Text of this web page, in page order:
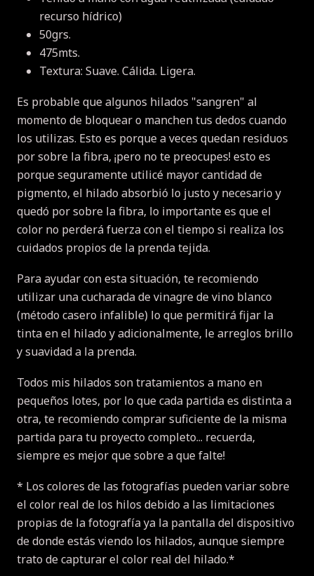
recurso hídrico)
50grs.
475mts.
Textura: Suave. Cálida. Ligera.
Es probable que algunos hilados "sangren" al
momento de bloquear o manchen tus dedos cuando
los utilizas. Esto es porque a veces quedan residuos
por sobre la fibra, ¡pero no te preocupes! esto es
porque seguramente utilicé mayor cantidad de
pigmento, el hilado absorbió lo justo y necesario y
quedó por sobre la fibra, lo importante es que el
color no perderá fuerza con el tiempo si realiza los
cuidados propios de la prenda tejida.
Para ayudar con esta situación, te recomiendo
utilizar una cucharada de vinagre de vino blanco
(método casero infalible) lo que permitirá fijar la
tinta en el hilado y adicionalmente, le arreglos brillo
y suavidad a la prenda.
Todos mis hilados son tratamientos a mano en
pequeños lotes, por lo que cada partida es distinta a
otra, te recomiendo comprar suficiente de la misma
partida para tu proyecto completo... recuerda,
siempre es mejor que sobre a que falte!
* Los colores de las fotografías pueden variar sobre
el color real de los hilos debido a las limitaciones
propias de la fotografía ya la pantalla del dispositivo
de donde estás viendo los hilados, aunque siempre
trato de capturar el color real del hilado.*